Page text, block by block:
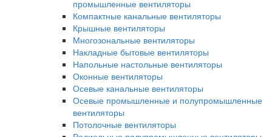
промышленные вентиляторы
Компактные канальные вентиляторы
Крышные вентиляторы
Многозональные вентиляторы
Накладные бытовые вентиляторы
Напольные настольные вентиляторы
Оконные вентиляторы
Осевые канальные вентиляторы
Осевые промышленные и полупромышленные
вентиляторы
Потолочные вентиляторы